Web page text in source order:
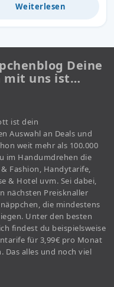
Weiterlesen
Deine
mit uns ist…
ist dein
Auswahl an Deals und
weit mehr als 100.000
im Handumdrehen die
Fashion, Handytarife,
& Hotel uvm. Sei dabei,
nächsten Preisknaller
die mindestens
Unter den besten
findest du beispielsweise
für 3,99€ pro Monat
Das alles und noch viel